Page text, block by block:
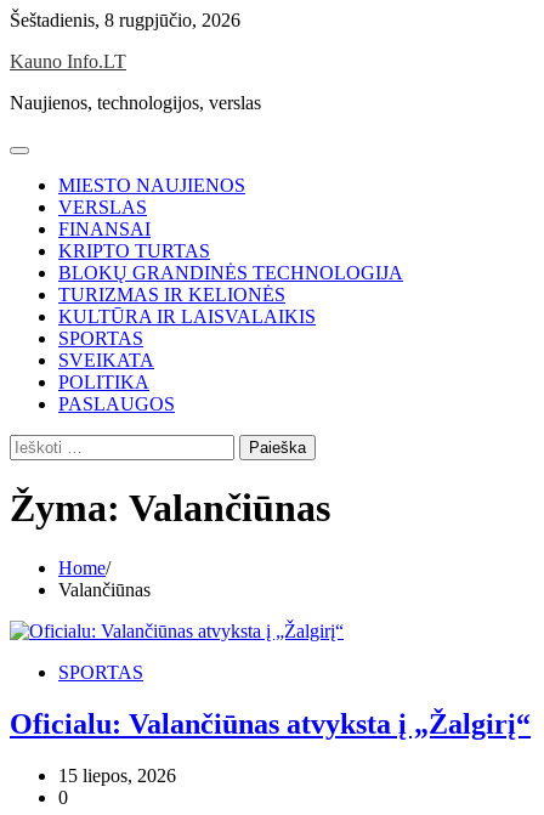
Skip
content
Šeštadienis, 8 rugpjūčio, 2026
Kauno Info.LT
Naujienos, technologijos, verslas
MIESTO NAUJIENOS
VERSLAS
FINANSAI
KRIPTO TURTAS
BLOKŲ GRANDINĖS TECHNOLOGIJA
TURIZMAS IR KELIONĖS
KULTŪRA IR LAISVALAIKIS
SPORTAS
SVEIKATA
POLITIKA
PASLAUGOS
Ieškoti:
Žyma: Valančiūnas
Home
Valančiūnas
SPORTAS
Oficialu: Valančiūnas atvyksta į „Žalgirį“
15 liepos, 2026
0